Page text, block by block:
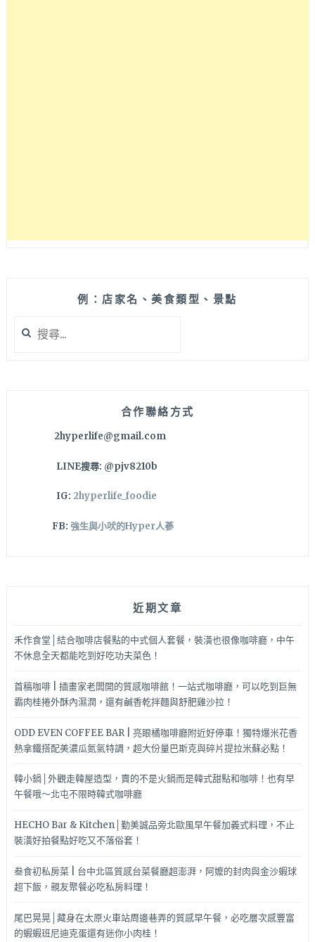
例：店家名、美食類型、景點
合作聯絡方式
2hyperlife@gmail.com
LINE搜尋: @pjv8210b
IG: 2hyperlife_foodie
FB: 強生與小吠的Hyper人蔘
近期文章
禾作食堂│結合咖啡店餐點的中式個人套餐，裝潢也很像咖啡廳，中午
不休息全天都能吃到好吃功夫菜色！
首稿咖啡 | 插畫家老闆開的質感咖啡館！一站式咖啡廳，可以吃到巨無
霸肉桂捲外酥內濕潤，還有鹹香乾拌麵與舒肥雞沙拉！
ODD EVEN COFFEE BAR | 亮眼橘咖啡廳附近好停車！獨特爆米花香
熱拿鐵搭配美濃瓜氮氣特調，超大份量巴斯克與碎片提拉米蘇必點！
韓小鍋│外觀走韓屋造型，賣的不是火鍋而是韓式甜點和咖啡！也有早
午餐哦～北屯不限時韓式咖啡廳
HECHO Bar & Kitchen│勤美誠品旁北歐風早午餐加義式料理，不止
裝潢好拍餐點好吃又不落俗套！
叁食初私房菜 | 台中北區質感台菜餐廳超澎湃，阿嬤的封肉與金沙蝦球
超下飯，親友聚餐必吃私房料理！
尾巴晃晃│藏身在太原火車站周邊巷弄的質感早午餐，必吃層次感豐富
的蝦蝦班尼迪克蛋還有迷你小肉桂！